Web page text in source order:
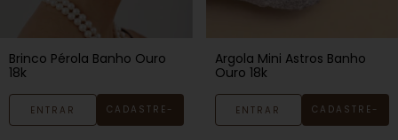
Brinco Pérola Banho Ouro
18k
ENTRAR CADASTRE-
Argola Mini Astros Banho
Ouro 18k
ENTRAR CADASTRE-